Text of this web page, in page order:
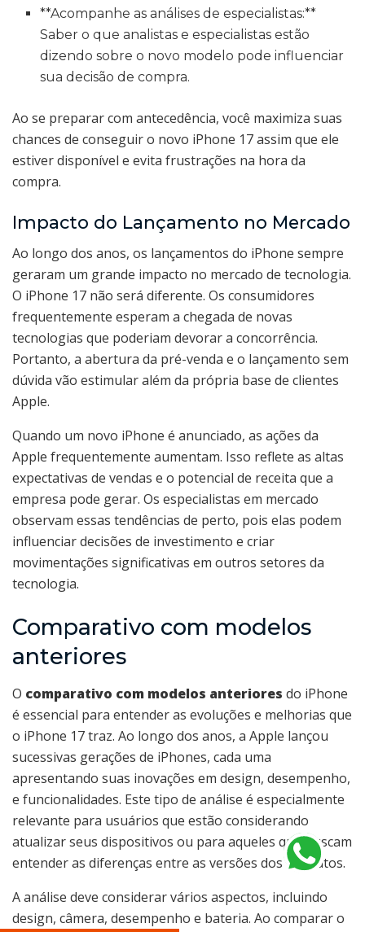
**Acompanhe as análises de especialistas:**
Saber o que analistas e especialistas estão
dizendo sobre o novo modelo pode influenciar
sua decisão de compra.
Ao se preparar com antecedência, você maximiza suas
chances de conseguir o novo iPhone 17 assim que ele
estiver disponível e evita frustrações na hora da
compra.
Impacto do Lançamento no Mercado
Ao longo dos anos, os lançamentos do iPhone sempre
geraram um grande impacto no mercado de tecnologia.
O iPhone 17 não será diferente. Os consumidores
frequentemente esperam a chegada de novas
tecnologias que poderiam devorar a concorrência.
Portanto, a abertura da pré-venda e o lançamento sem
dúvida vão estimular além da própria base de clientes
Apple.
Quando um novo iPhone é anunciado, as ações da
Apple frequentemente aumentam. Isso reflete as altas
expectativas de vendas e o potencial de receita que a
empresa pode gerar. Os especialistas em mercado
observam essas tendências de perto, pois elas podem
influenciar decisões de investimento e criar
movimentações significativas em outros setores da
tecnologia.
Comparativo com modelos
anteriores
O comparativo com modelos anteriores do iPhone
é essencial para entender as evoluções e melhorias que
o iPhone 17 traz. Ao longo dos anos, a Apple lançou
sucessivas gerações de iPhones, cada uma
apresentando suas inovações em design, desempenho,
e funcionalidades. Este tipo de análise é especialmente
relevante para usuários que estão considerando
atualizar seus dispositivos ou para aqueles que buscam
entender as diferenças entre as versões dos produtos.
A análise deve considerar vários aspectos, incluindo
design, câmera, desempenho e bateria. Ao comparar o